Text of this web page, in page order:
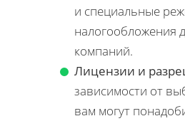
и специальные
налогообложения
компаний.
Лицензии и
зависимости от
вам могут